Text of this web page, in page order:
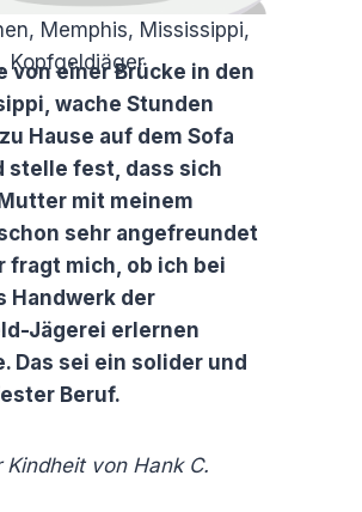
Memphis, Mississippi,
Kopfgeldjäger
von einer Brücke in den
wache Stunden
Hause auf dem Sofa
stelle fest, dass sich
mit meinem
sehr angefreundet
fragt mich, ob ich bei
Handwerk der
Jägerei erlernen
Das sei ein solider und
Beruf.
Kindheit von Hank C.